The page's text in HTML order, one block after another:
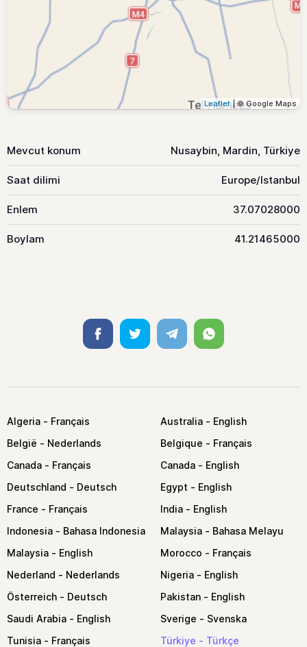
Leaflet| © Google Maps
Mevcut konum Nusaybin, Mardin, Türkiye
Saat dilimi Europe/Istanbul
Enlem 37.07028000
Boylam 41.21465000
FacebookTwitter TelegramWhatsapp
Algeria
Australia
België
Belgique
Canada
Canada
Deutschland
Egypt
France
India
Indonesia
Malaysia
Malaysia
Morocco
Nederland
Nigeria
Österreich
Pakistan
Saudi Arabia
Sverige
Tunisia
Türkiye